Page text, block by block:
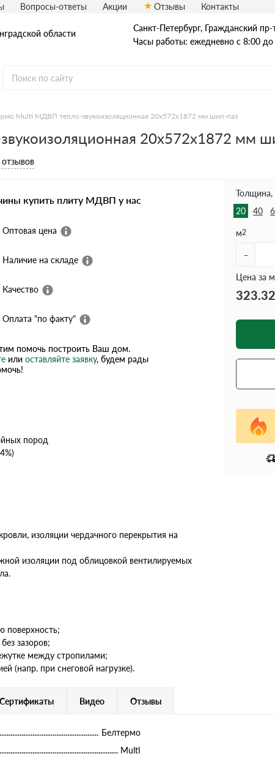
области
Санкт-Петербург, Граждaнский
Часы работы: ежедневно с 8:00 до
Вопросы-ответы Акции Отзывы Контакты
Multi МДВП тепло-звукоизоляционная 20х572х1872 мм шип-паз
20х572х1872 мм
отзывов
купить плиту МДВП у нас
Оптовая цена
Наличие на складе
Качество
Оплата "по факту"
помочь построить Ваш дом.
или оставляйте заявку, будем рады
пород
изоляции чердачного перекрытия на
изоляции под облицовкой вентилируемых
поверхность;
зазоров;
между стропилами;
(напр. при снеговой нагрузке).
20
40
м2
-
Цена за м
323.32
Сертификаты Видео Отзывы
Белтермо
Multi